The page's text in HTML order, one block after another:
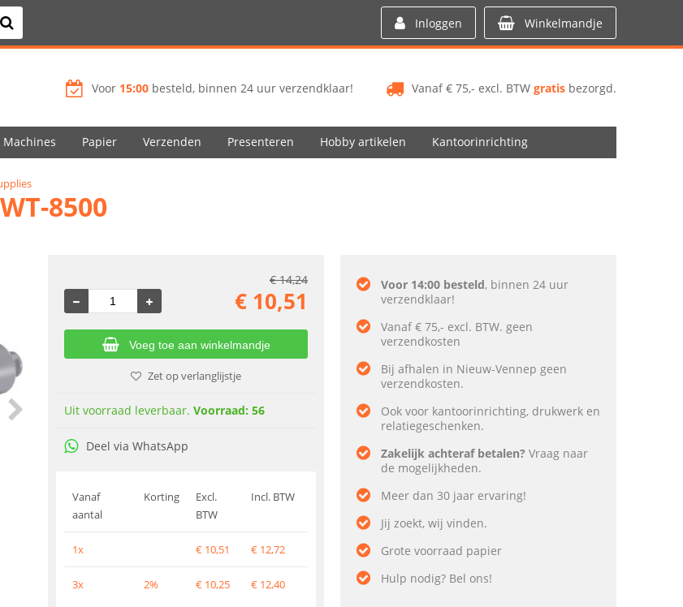
Inloggen Winkelmandje
Vanaf € 75,- excl. BTW gratis bezorgd.
Voor 15:00 besteld, binnen 24 uur verzendklaar!
Machines Papier Verzenden Presenteren Hobby artikelen Kantoorinrichting
8500
€14,24
€ 10,51
Voeg toe aan winkelmandje
Zet op verlanglijstje
Uit voorraad leverbaar. Voorraad: 56
Deel via WhatsApp
Vanaf
aantal
Korting
Excl.
BTW
Incl. BTW
1x € 10,51 € 12,72
3x 2% € 10,25 € 12,40
Voor 14:00 besteld, binnen 24 uur
verzendklaar!
Vanaf € 75,- excl. BTW. geen
verzendkosten
Bij afhalen in Nieuw-Vennep geen
verzendkosten.
Ook voor kantoorinrichting, drukwerk en
relatiegeschenken.
Zakelijk achteraf betalen? Vraag naar
de mogelijkheden.
Meer dan 30 jaar ervaring!
Jij zoekt, wij vinden.
Grote voorraad papier
Hulp nodig? Bel ons!